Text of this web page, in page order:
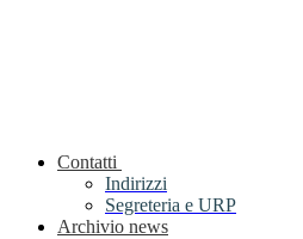
Contatti
Indirizzi
Segreteria e URP
Archivio news